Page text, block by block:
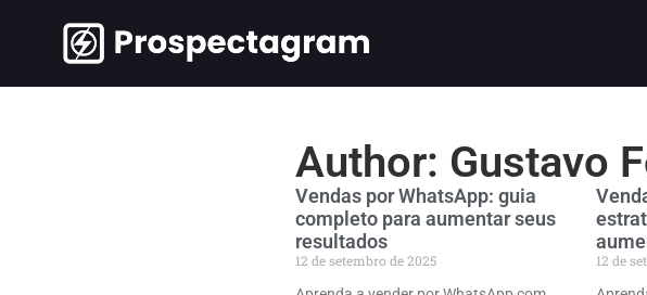
Author: Gustavo
Vendas por WhatsApp: guia
completo para aumentar seus
resultados
12 de setembro de 2025
12 de